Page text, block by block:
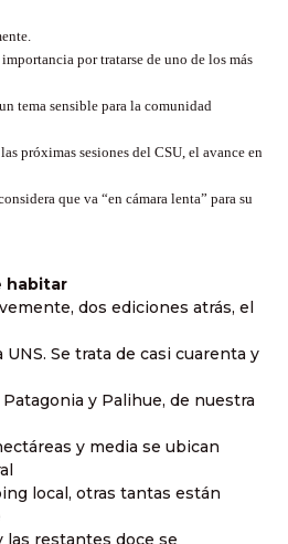
por tratarse de uno de los más
tema sensible para la comunidad
próximas sesiones del CSU, el avance en
que va “en cámara lenta” para su
habitar
dos ediciones atrás, el
Se trata de casi cuarenta y
y Palihue, de nuestra
y media se ubican
local, otras tantas están
las restantes doce se